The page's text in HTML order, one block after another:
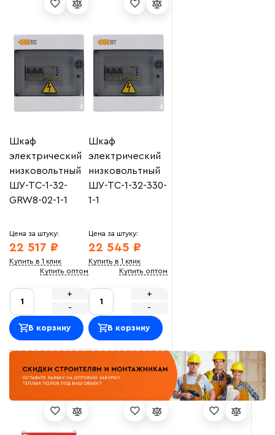
Шкаф
электрический
низковольтный
ШУ-ТС-1-32-
GRW8-02-1-1
Цена за штуку:
22 517 ₽
Купить в 1 клик
Купить оптом
-
+
В корзину
Шкаф
электрический
низковольтный
ШУ-ТС-1-32-330-
1-1
Цена за штуку:
22 545 ₽
Купить в 1 клик
Купить оптом
-
+
В корзину